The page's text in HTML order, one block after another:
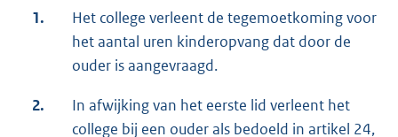
1.
Het college verleent de tegemoetkoming voor
het aantal uren kinderopvang dat door de
ouder is aangevraagd.
2.
In afwijking van het eerste lid verleent het
college bij een ouder als bedoeld in artikel 24,